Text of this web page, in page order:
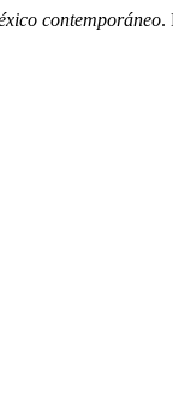
contemporáneo.